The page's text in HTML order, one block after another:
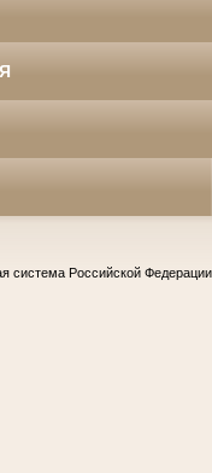
система Российской